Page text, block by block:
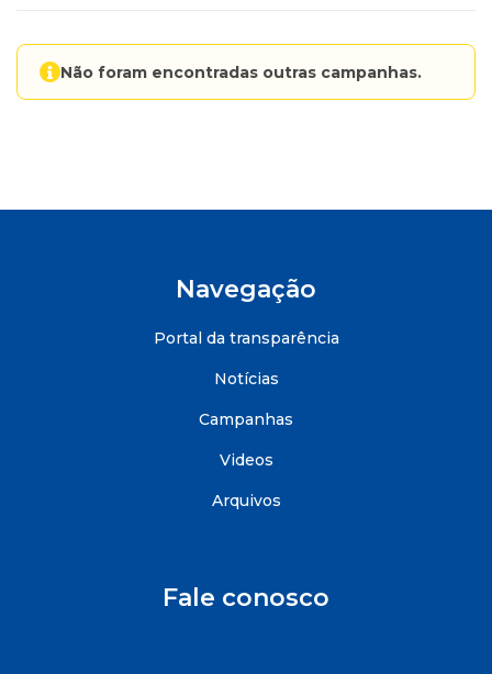
Não foram encontradas outras campanhas.
Navegação
Portal da transparência
Notícias
Campanhas
Videos
Arquivos
Fale conosco